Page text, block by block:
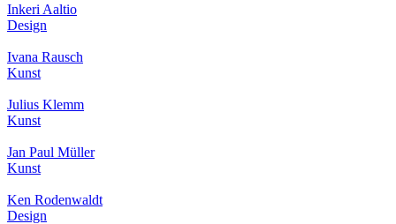
Inkeri Aaltio
Design
Ivana Rausch
Kunst
Julius Klemm
Kunst
Jan Paul Müller
Kunst
Ken Rodenwaldt
Design